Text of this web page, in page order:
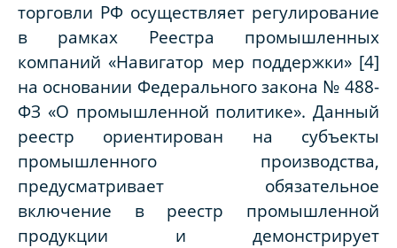
торговли РФ осуществляет регулирование
в рамках Реестра промышленных
компаний «Навигатор мер поддержки» [4]
на основании Федерального закона № 488-
ФЗ «О промышленной политике». Данный
реестр ориентирован на субъекты
промышленного производства,
предусматривает обязательное
включение в реестр промышленной
продукции и демонстрирует